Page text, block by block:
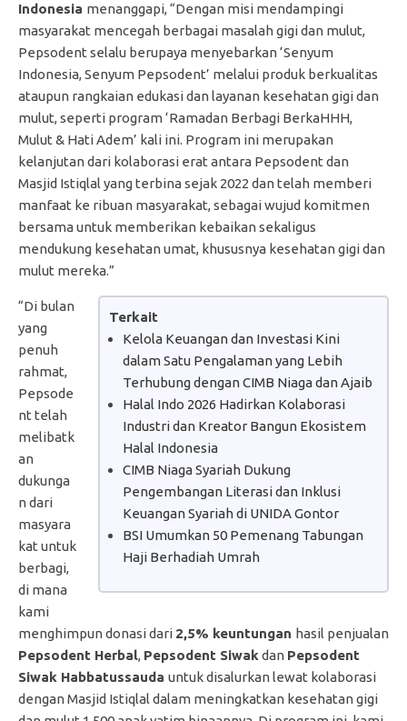
Indonesia menanggapi, “Dengan misi mendampingi
masyarakat mencegah berbagai masalah gigi dan mulut,
Pepsodent selalu berupaya menyebarkan ‘Senyum
Indonesia, Senyum Pepsodent’ melalui produk berkualitas
ataupun rangkaian edukasi dan layanan kesehatan gigi dan
mulut, seperti program ‘Ramadan Berbagi BerkaHHH,
Mulut & Hati Adem’ kali ini. Program ini merupakan
kelanjutan dari kolaborasi erat antara Pepsodent dan
Masjid Istiqlal yang terbina sejak 2022 dan telah memberi
manfaat ke ribuan masyarakat, sebagai wujud komitmen
bersama untuk memberikan kebaikan sekaligus
mendukung kesehatan umat, khususnya kesehatan gigi dan
mulut mereka.”
Terkait
Kelola Keuangan dan Investasi Kini
dalam Satu Pengalaman yang Lebih
Terhubung dengan CIMB Niaga dan Ajaib
Halal Indo 2026 Hadirkan Kolaborasi
Industri dan Kreator Bangun Ekosistem
Halal Indonesia
CIMB Niaga Syariah Dukung
Pengembangan Literasi dan Inklusi
Keuangan Syariah di UNIDA Gontor
BSI Umumkan 50 Pemenang Tabungan
Haji Berhadiah Umrah
“Di bulan
yang
penuh
rahmat,
Pepsode
nt telah
melibatk
an
dukunga
n dari
masyara
kat untuk
berbagi,
di mana
kami
menghimpun donasi dari 2,5% keuntungan hasil penjualan
Pepsodent Herbal, Pepsodent Siwak dan Pepsodent
Siwak Habbatussauda untuk disalurkan lewat kolaborasi
dengan Masjid Istiqlal dalam meningkatkan kesehatan gigi